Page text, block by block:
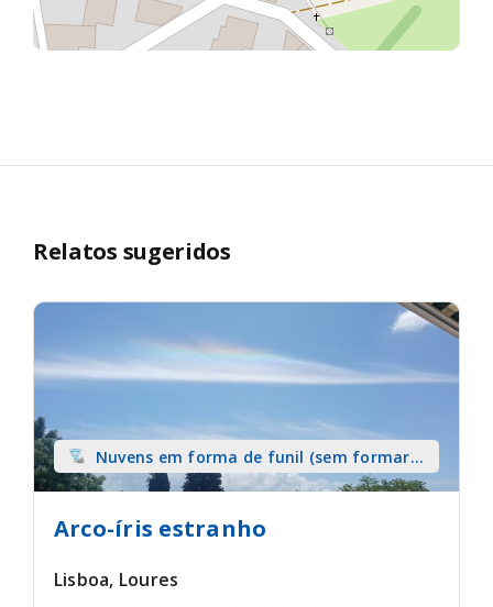
Relatos sugeridos
Nuvens em forma de funil (sem formar
tromba) sobre terra
Arco-íris estranho
Lisboa, Loures